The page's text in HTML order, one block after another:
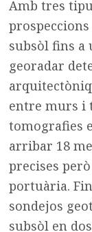
Amb tres
subsòl fins a
georadar
entre murs i
tomografies
arribar 18
precises
portuària.
sondejos
subsòl en